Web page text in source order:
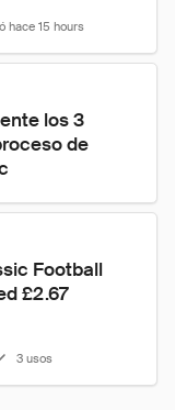
hace 15 hours
los 3
de
Football
£2.67
3 usos